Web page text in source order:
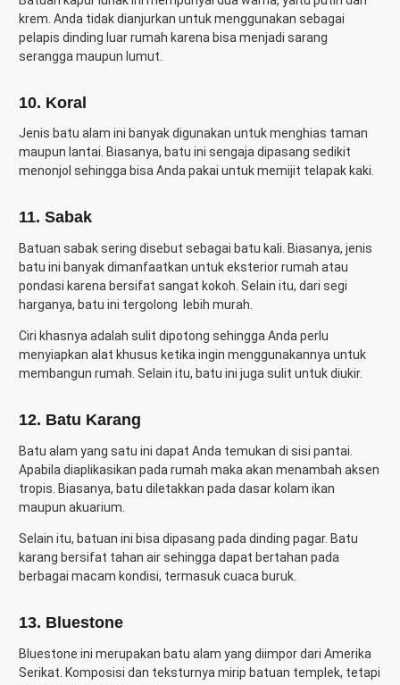
krem. Anda tidak dianjurkan untuk menggunakan sebagai
pelapis dinding luar rumah karena bisa menjadi sarang
serangga maupun lumut.
10. Koral
Jenis batu alam ini banyak digunakan untuk menghias taman
maupun lantai. Biasanya, batu ini sengaja dipasang sedikit
menonjol sehingga bisa Anda pakai untuk memijit telapak kaki.
11. Sabak
Batuan sabak sering disebut sebagai batu kali. Biasanya, jenis
batu ini banyak dimanfaatkan untuk eksterior rumah atau
pondasi karena bersifat sangat kokoh. Selain itu, dari segi
harganya, batu ini tergolong lebih murah.
Ciri khasnya adalah sulit dipotong sehingga Anda perlu
menyiapkan alat khusus ketika ingin menggunakannya untuk
membangun rumah. Selain itu, batu ini juga sulit untuk diukir.
12. Batu Karang
Batu alam yang satu ini dapat Anda temukan di sisi pantai.
Apabila diaplikasikan pada rumah maka akan menambah aksen
tropis. Biasanya, batu diletakkan pada dasar kolam ikan
maupun akuarium.
Selain itu, batuan ini bisa dipasang pada dinding pagar. Batu
karang bersifat tahan air sehingga dapat bertahan pada
berbagai macam kondisi, termasuk cuaca buruk.
13. Bluestone
Bluestone ini merupakan batu alam yang diimpor dari Amerika
Serikat. Komposisi dan teksturnya mirip batuan templek, tetapi